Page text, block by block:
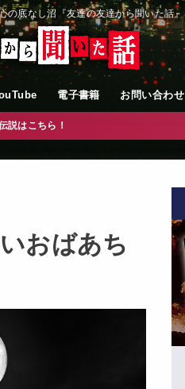
底なし沼『友達の友達から聞いた話』
電子書籍 お問い合わせ
説はこちら！
おばあち